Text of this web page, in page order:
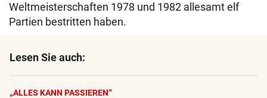
Weltmeisterschaften 1978 und 1982 allesamt elf
Partien bestritten haben.
Lesen Sie auch:
„ALLES KANN PASSIEREN“